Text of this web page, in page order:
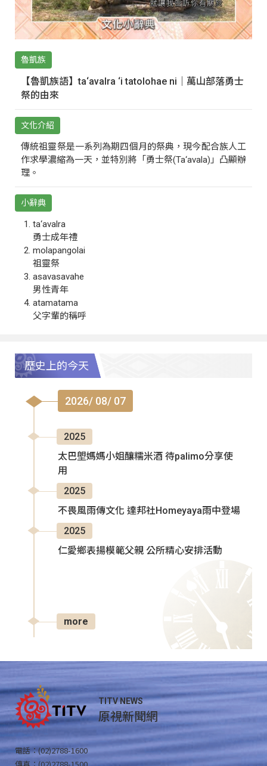
魯凱族
【魯凱族語】ta‘avalra ‘i tatolohae ni｜萬山部落勇士
祭的由來
文化介紹
傳統祖靈祭是一系列為期四個月的祭典，現今配合族人工
作求學濃縮為一天，並特別將「勇士祭(Ta‘avala)」凸顯辦
理。
小辭典
ta‘avalra
勇士成年禮
molapangolai
祖靈祭
asavasavahe
男性青年
atamatama
父字輩的稱呼
歷史上的今天
2026/ 08/ 07
2025
太巴塱媽媽小姐釀糯米酒 待palimo分享使
用
2025
不畏風雨傳文化 達邦社Homeyaya雨中登場
2025
仁愛鄉表揚模範父親 公所精心安排活動
more
TITV NEWS
原視新聞網
電話：(02)2788-1600